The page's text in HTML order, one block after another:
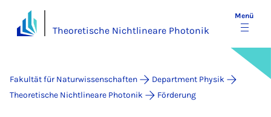
Theoretische Nichtlineare Photonik
Menü
Fakultät für Naturwissenschaften
Department Physik
Theoretische Nichtlineare Photonik
Förderung